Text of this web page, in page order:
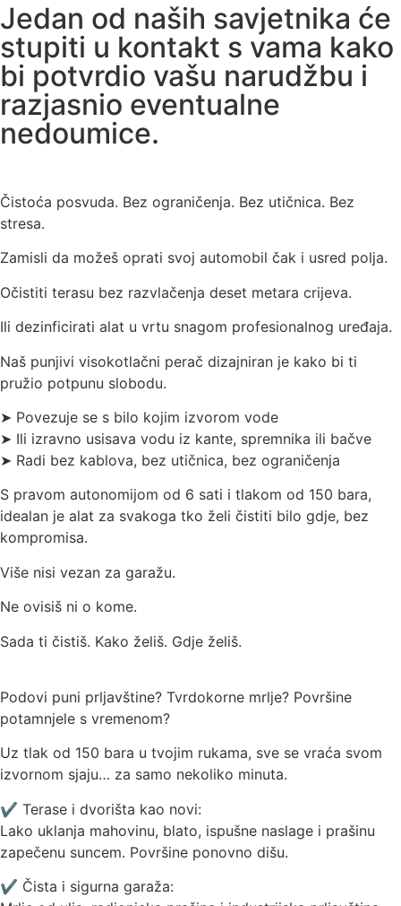
Jedan od naših savjetnika će
stupiti u kontakt s vama kako
bi potvrdio vašu narudžbu i
razjasnio eventualne
nedoumice.
Čistoća posvuda. Bez ograničenja. Bez utičnica. Bez
stresa.
Zamisli da možeš oprati svoj automobil čak i usred polja.
Očistiti terasu bez razvlačenja deset metara crijeva.
Ili dezinficirati alat u vrtu snagom profesionalnog uređaja.
Naš punjivi visokotlačni perač dizajniran je kako bi ti
pružio potpunu slobodu.
➤ Povezuje se s bilo kojim izvorom vode
➤ Ili izravno usisava vodu iz kante, spremnika ili bačve
➤ Radi bez kablova, bez utičnica, bez ograničenja
S pravom autonomijom od 6 sati i tlakom od 150 bara,
idealan je alat za svakoga tko želi čistiti bilo gdje, bez
kompromisa.
Više nisi vezan za garažu.
Ne ovisiš ni o kome.
Sada ti čistiš. Kako želiš. Gdje želiš.
Podovi puni prljavštine? Tvrdokorne mrlje? Površine
potamnjele s vremenom?
Uz tlak od 150 bara u tvojim rukama, sve se vraća svom
izvornom sjaju… za samo nekoliko minuta.
✔ Terase i dvorišta kao novi:
Lako uklanja mahovinu, blato, ispušne naslage i prašinu
zapečenu suncem. Površine ponovno dišu.
✔ Čista i sigurna garaža: